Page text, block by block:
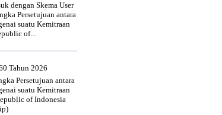
dengan Skema User
Persetujuan antara
suatu Kemitraan
of...
Tahun 2026
Persetujuan antara
suatu Kemitraan
of Indonesia